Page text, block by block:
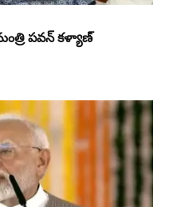
పవన్ కళ్యాణ్